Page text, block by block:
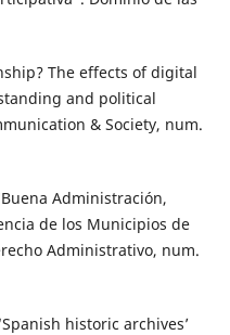
The effects of digital
and political
& Society, num.
Administración,
de los Municipios de
Administrativo, num.
historic archives’